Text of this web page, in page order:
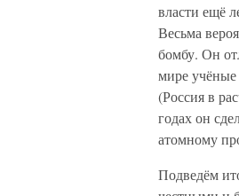
власти ещё
Весьма
бомбу. Он
мире учёные
(Россия в
годах он
атомному
Подведём